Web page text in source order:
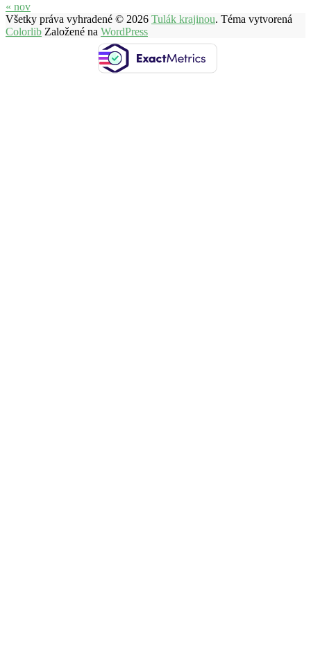
« nov
Všetky práva vyhradené © 2026 Tulák krajinou. Téma vytvorená
Colorlib Založené na WordPress